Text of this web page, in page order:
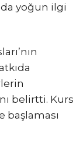
yoğun ilgi
belirtti. Kurs
başlaması